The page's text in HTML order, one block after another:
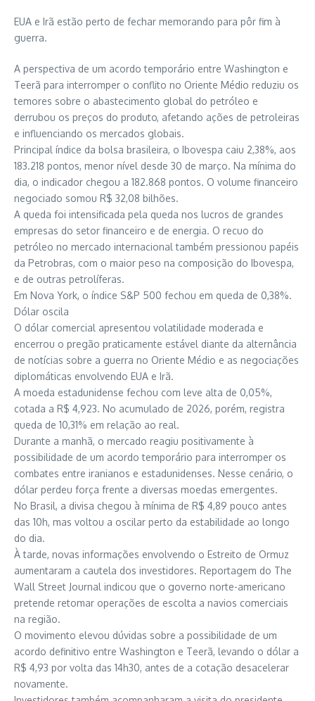
EUA e Irã estão perto de fechar memorando para pôr fim à
guerra.
A perspectiva de um acordo temporário entre Washington e
Teerã para interromper o conflito no Oriente Médio reduziu os
temores sobre o abastecimento global do petróleo e
derrubou os preços do produto, afetando ações de petroleiras
e influenciando os mercados globais.
Principal índice da bolsa brasileira, o Ibovespa caiu 2,38%, aos
183.218 pontos, menor nível desde 30 de março. Na mínima do
dia, o indicador chegou a 182.868 pontos. O volume financeiro
negociado somou R$ 32,08 bilhões.
A queda foi intensificada pela queda nos lucros de grandes
empresas do setor financeiro e de energia. O recuo do
petróleo no mercado internacional também pressionou papéis
da Petrobras, com o maior peso na composição do Ibovespa,
e de outras petrolíferas.
Em Nova York, o índice S&P 500 fechou em queda de 0,38%.
Dólar oscila
O dólar comercial apresentou volatilidade moderada e
encerrou o pregão praticamente estável diante da alternância
de notícias sobre a guerra no Oriente Médio e as negociações
diplomáticas envolvendo EUA e Irã.
A moeda estadunidense fechou com leve alta de 0,05%,
cotada a R$ 4,923. No acumulado de 2026, porém, registra
queda de 10,31% em relação ao real.
Durante a manhã, o mercado reagiu positivamente à
possibilidade de um acordo temporário para interromper os
combates entre iranianos e estadunidenses. Nesse cenário, o
dólar perdeu força frente a diversas moedas emergentes.
No Brasil, a divisa chegou à mínima de R$ 4,89 pouco antes
das 10h, mas voltou a oscilar perto da estabilidade ao longo
do dia.
À tarde, novas informações envolvendo o Estreito de Ormuz
aumentaram a cautela dos investidores. Reportagem do The
Wall Street Journal indicou que o governo norte-americano
pretende retomar operações de escolta a navios comerciais
na região.
O movimento elevou dúvidas sobre a possibilidade de um
acordo definitivo entre Washington e Teerã, levando o dólar a
R$ 4,93 por volta das 14h30, antes de a cotação desacelerar
novamente.